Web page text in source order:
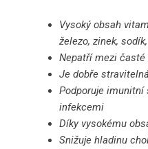
Vysoký obsah
železo, zinek,
Nepatří mezi časté
Je dobře
Podporuje
infekcemi
Díky vysokému
Snižuje hladinu